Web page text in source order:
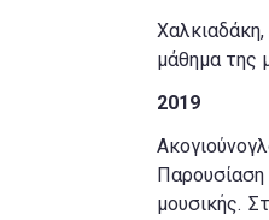
μάθημα της
2019
μουσικής.